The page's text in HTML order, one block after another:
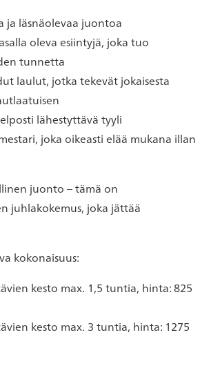
ja läsnäolevaa juontoa
oleva esiintyjä, joka tuo
tunnetta
laulut, jotka tekevät jokaisesta
lähestyttävä tyyli
joka oikeasti elää mukana illan
juonto – tämä on
juhlakokemus, joka jättää
kokonaisuus:
kesto max. 1,5 tuntia, hinta: 825
kesto max. 3 tuntia, hinta: 1275